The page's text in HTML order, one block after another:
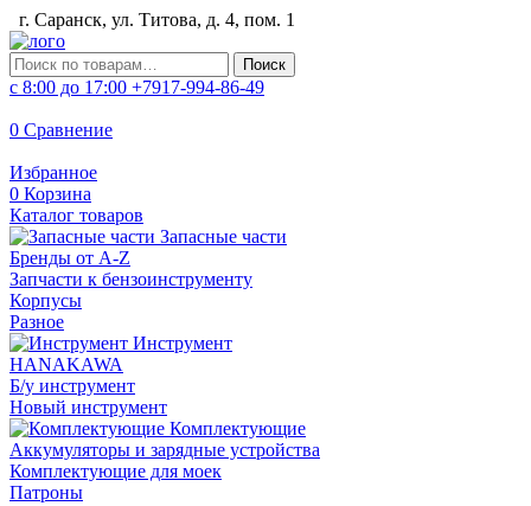
г. Саранск, ул. Титова, д. 4, пом. 1
Искать: Поиск
с 8:00 до 17:00 +7917-994-86-49
0 Сравнение
Избранное
0 Корзина
Каталог товаров
Запасные части
Бренды от A-Z
Запчасти к бензоинструменту
Корпусы
Разное
Инструмент
HANAKAWA
Б/у инструмент
Новый инструмент
Комплектующие
Аккумуляторы и зарядные устройства
Комплектующие для моек
Патроны